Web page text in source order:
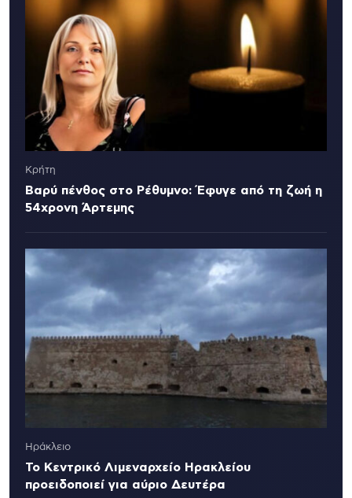
Κρήτη
Βαρύ πένθος στο Ρέθυμνο: Έφυγε από τη ζωή η
54χρονη Άρτεμης
Ηράκλειο
Το Κεντρικό Λιμεναρχείο Ηρακλείου
προειδοποιεί για αύριο Δευτέρα